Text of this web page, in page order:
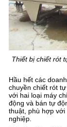
Thiết bị chiết rót
Hầu hết các
chuyền chiết rót
với hai loại máy
động và bán tự
thuật, phù hợp với
nghiệp.